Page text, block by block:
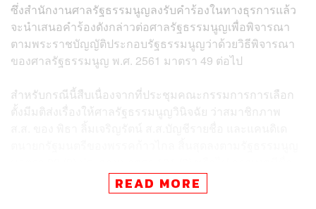
ซึ่งสำนักงานศาลรัฐธรรมนูญลงรับคำร้องในทางธุรการแล้ว
จะนำเสนอคำร้องดังกล่าวต่อศาลรัฐธรรมนูญเพื่อพิจารณา
ตามพระราชบัญญัติประกอบรัฐธรรมนูญว่าด้วยวิธีพิจารณา
ของศาลรัฐธรรมนูญ พ.ศ. 2561 มาตรา 49 ต่อไป
สำหรับกรณีนี้สืบเนื่องจากที่ประชุมคณะกรรมการการเลือก
ตั้งมีมติส่งเรื่องให้ศาลรัฐธรรมนูญวินิจฉัย ว่าสมาชิกภาพ
ถือครองหุ้นสื่อ บริษัท ไอทีวี จำกัด (มหาชน) จำนวน 42,000
หุ้น รวมทั้งมีคำขอให้ศาลรัฐธรรมนูญพิจารณาสั่งให้ยุติการ
READ MORE